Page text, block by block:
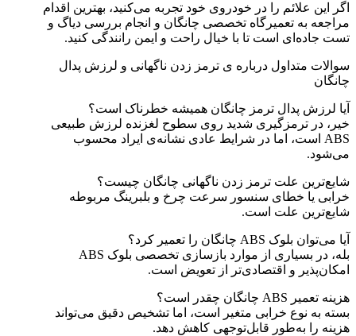
اگر این علائم را در خودروی خود تجربه می‌کنید، بهترین اقدام
مراجعه به تعمیرگاه تخصصی چانگان و انجام بررسی دیاگ و
تست جاده‌ای است تا با خیال راحت و ایمن رانندگی کنید.
سوالات متداول درباره ی ترمز زدن ناگهانی و لرزش پدال
چانگان
آیا لرزش پدال ترمز چانگان همیشه خطرناک است؟
خیر، در ترمزگیری شدید روی سطوح لغزنده لرزش طبیعی
ABS است، اما در شرایط عادی نشانه‌ی ایراد محسوب
می‌شود.
شایع‌ترین علت ترمز زدن ناگهانی چانگان چیست؟
خرابی یا خطای سنسور سرعت چرخ و بلبرینگ مربوطه
شایع‌ترین علت است.
آیا می‌توان بلوک ABS چانگان را تعمیر کرد؟
بله، در بسیاری از موارد بازسازی تخصصی بلوک ABS
امکان‌پذیر و اقتصادی‌تر از تعویض است.
هزینه تعمیر ABS چانگان چقدر است؟
بسته به نوع خرابی متغیر است، اما تشخیص دقیق می‌تواند
هزینه را به‌طور قابل‌توجهی کاهش دهد.